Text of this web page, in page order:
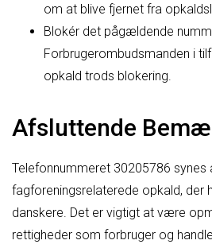
om at blive fjernet fra
Blokér det pågældende
Forbrugerombudsmanden i
opkald trods blokering.
Afsluttende
Telefonnummeret 30205786
fagforeningsrelaterede opkald, der
danskere. Det er vigtigt at være
rettigheder som forbruger og